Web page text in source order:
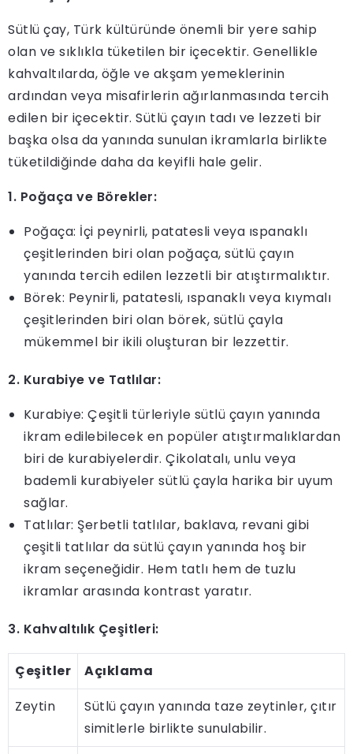
Sütlü çay, Türk kültüründe önemli bir yere sahip
olan ve sıklıkla tüketilen bir içecektir. Genellikle
kahvaltılarda, öğle ve akşam yemeklerinin
ardından veya misafirlerin ağırlanmasında tercih
edilen bir içecektir. Sütlü çayın tadı ve lezzeti bir
başka olsa da yanında sunulan ikramlarla birlikte
tüketildiğinde daha da keyifli hale gelir.
1. Poğaça ve Börekler:
Poğaça: İçi peynirli, patatesli veya ıspanaklı
çeşitlerinden biri olan poğaça, sütlü çayın
yanında tercih edilen lezzetli bir atıştırmalıktır.
Börek: Peynirli, patatesli, ıspanaklı veya kıymalı
çeşitlerinden biri olan börek, sütlü çayla
mükemmel bir ikili oluşturan bir lezzettir.
2. Kurabiye ve Tatlılar:
Kurabiye: Çeşitli türleriyle sütlü çayın yanında
ikram edilebilecek en popüler atıştırmalıklardan
biri de kurabiyelerdir. Çikolatalı, unlu veya
bademli kurabiyeler sütlü çayla harika bir uyum
sağlar.
Tatlılar: Şerbetli tatlılar, baklava, revani gibi
çeşitli tatlılar da sütlü çayın yanında hoş bir
ikram seçeneğidir. Hem tatlı hem de tuzlu
ikramlar arasında kontrast yaratır.
3. Kahvaltılık Çeşitleri:
Çeşitler
Açıklama
Zeytin
Sütlü çayın yanında taze zeytinler, çıtır
simitlerle birlikte sunulabilir.